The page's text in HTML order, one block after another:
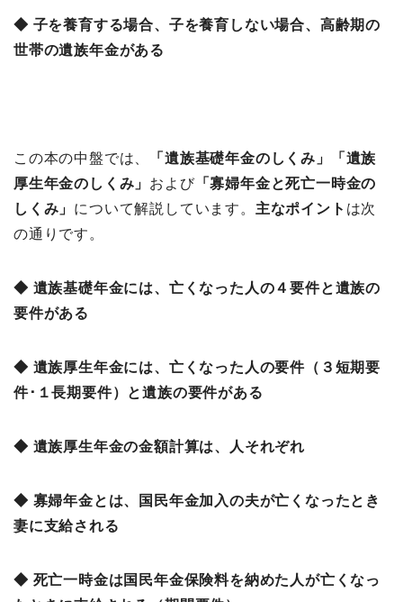
◆ 子を養育する場合、子を養育しない場合、高齢期の
世帯の遺族年金がある
この本の中盤では、 「遺族基礎年金のしくみ」「 遺族
厚生年金のしくみ」 および「寡婦年金と死亡一時金の
しくみ」 について解説しています。 主なポイント は次
の通りです。
◆ 遺族基礎年金には、亡くなった人の４要件と遺族の
要件がある
◆ 遺族厚生年金には、亡くなった人の要件（３短期要
件･１長期要件）と遺族の要件がある
◆ 遺族厚生年金の金額計算は、人それぞれ
◆ 寡婦年金とは、国民年金加入の夫が亡くなったとき
妻に支給される
◆ 死亡一時金は国民年金保険料を納めた人が亡くなっ